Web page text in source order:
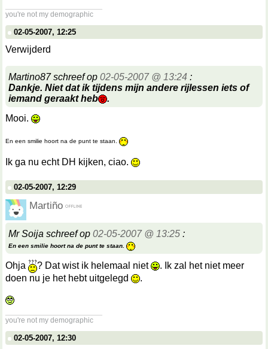
you're not my demographic
02-05-2007, 12:25
Verwijderd
Martino87 schreef op 02-05-2007 @ 13:24 :
Dankje. Niet dat ik tijdens mijn andere rijlessen iets of
iemand geraakt heb
.
Mooi.
En een smilie hoort na de punt te staan.
Ik ga nu echt DH kijken, ciao.
02-05-2007, 12:29
Martiño
Mr Soija schreef op 02-05-2007 @ 13:25 :
En een smilie hoort na de punt te staan.
Ohja ? Dat wist ik helemaal niet
. Ik zal het niet meer
doen nu je het hebt uitgelegd
.
you're not my demographic
02-05-2007, 12:30